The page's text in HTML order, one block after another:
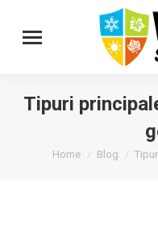
Tipuri
You are here:
Home Blog